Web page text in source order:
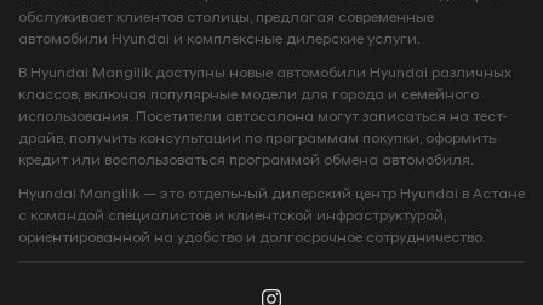
обслуживает клиентов столицы, предлагая современные
автомобили Hyundai и комплексные дилерские услуги.
В Hyundai Mangilik доступны новые автомобили Hyundai различных
классов, включая популярные модели для города и семейного
использования. Посетители автосалона могут записаться на тест-
драйв, получить консультации по программам покупки, оформить
кредит или воспользоваться программой обмена автомобиля.
Hyundai Mangilik — это отдельный дилерский центр Hyundai в Астане
с командой специалистов и клиентской инфраструктурой,
ориентированной на удобство и долгосрочное сотрудничество.